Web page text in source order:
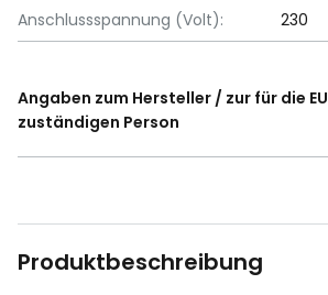
Anschlussspannung (Volt): 230
Angaben zum Hersteller / zur für die EU
zuständigen Person
Produktbeschreibung